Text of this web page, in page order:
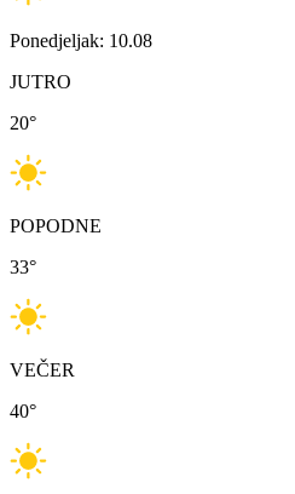
Ponedjeljak: 10.08
JUTRO
20°
POPODNE
33°
VEČER
40°